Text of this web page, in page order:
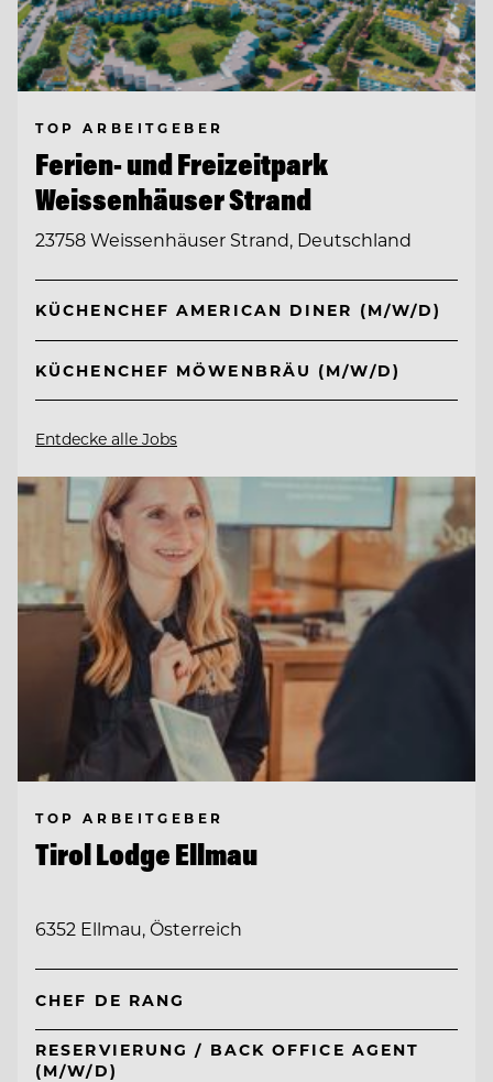
TOP ARBEITGEBER
Ferien- und Freizeitpark
Weissenhäuser Strand
23758 Weissenhäuser Strand, Deutschland
KÜCHENCHEF AMERICAN DINER (M/W/D)
KÜCHENCHEF MÖWENBRÄU (M/W/D)
Entdecke alle Jobs
TOP ARBEITGEBER
Tirol Lodge Ellmau
6352 Ellmau, Österreich
CHEF DE RANG
RESERVIERUNG / BACK OFFICE AGENT
(M/W/D)